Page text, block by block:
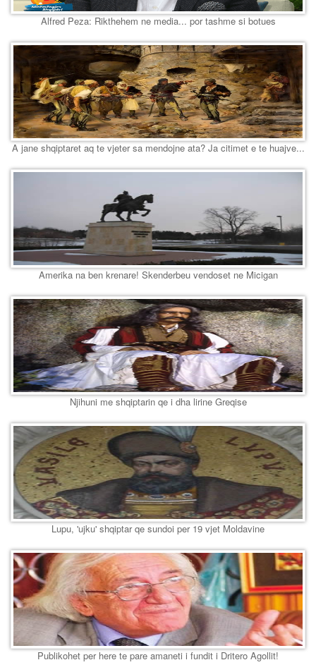
Alfred Peza: Rikthehem ne media... por tashme si botues
A jane shqiptaret aq te vjeter sa mendojne ata? Ja citimet e te huajve...
Amerika na ben krenare! Skenderbeu vendoset ne Micigan
Njihuni me shqiptarin qe i dha lirine Greqise
Lupu, 'ujku' shqiptar qe sundoi per 19 vjet Moldavine
Publikohet per here te pare amaneti i fundit i Dritero Agollit!